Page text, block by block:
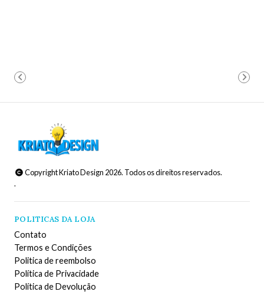
Copyright Kriato Design 2026. Todos os direitos reservados.
.
POLITICAS DA LOJA
Contato
Termos e Condições
Politica de reembolso
Política de Privacidade
Política de Devolução